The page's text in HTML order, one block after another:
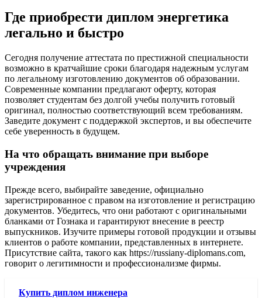
Где приобрести диплом энергетика
легально и быстро
Сегодня получение аттестата по престижной специальности
возможно в кратчайшие сроки благодаря надежным услугам
по легальному изготовлению документов об образовании.
Современные компании предлагают оферту, которая
позволяет студентам без долгой учебы получить готовый
оригинал, полностью соответствующий всем требованиям.
Заведите документ с поддержкой экспертов, и вы обеспечите
себе уверенность в будущем.
На что обращать внимание при выборе
учреждения
Прежде всего, выбирайте заведение, официально
зарегистрированное с правом на изготовление и регистрацию
документов. Убедитесь, что они работают с оригинальными
бланками от Гознака и гарантируют внесение в реестр
выпускников. Изучите примеры готовой продукции и отзывы
клиентов о работе компании, представленных в интернете.
Присутствие сайта, такого как https://russiany-diplomans.com,
говорит о легитимности и профессионализме фирмы.
Купить диплом инженера